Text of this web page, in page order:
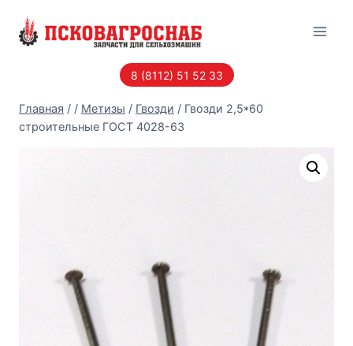
8 (8112) 51 52 33
Главная / / Метизы / Гвозди / Гвозди 2,5*60
строительные ГОСТ 4028-63